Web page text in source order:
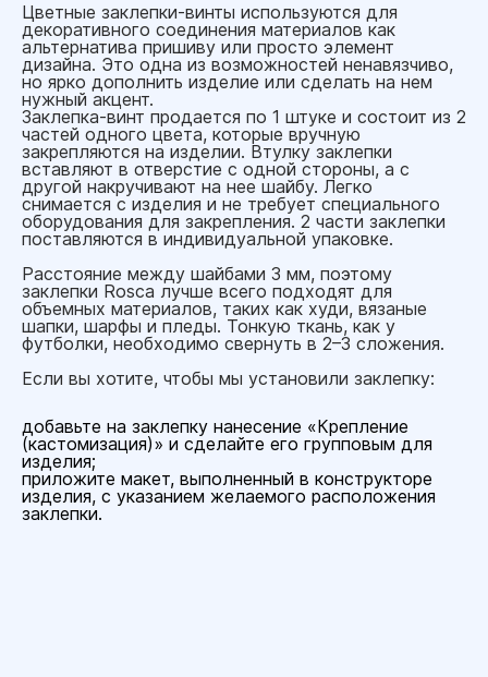
Цветные заклепки-винты используются для
декоративного соединения материалов как
альтернатива пришиву или просто элемент
дизайна. Это одна из возможностей ненавязчиво,
но ярко дополнить изделие или сделать на нем
нужный акцент.
Заклепка-винт продается по 1 штуке и состоит из 2
частей одного цвета, которые вручную
закрепляются на изделии. Втулку заклепки
вставляют в отверстие с одной стороны, а с
другой накручивают на нее шайбу. Легко
снимается с изделия и не требует специального
оборудования для закрепления. 2 части заклепки
поставляются в индивидуальной упаковке.
Расстояние между шайбами 3 мм, поэтому
заклепки Rosca лучше всего подходят для
объемных материалов, таких как худи, вязаные
шапки, шарфы и пледы. Тонкую ткань, как у
футболки, необходимо свернуть в 2–3 сложения.
Если вы хотите, чтобы мы установили заклепку:
добавьте на заклепку нанесение «Крепление
(кастомизация)» и сделайте его групповым для
изделия;
приложите макет, выполненный в конструкторе
изделия, с указанием желаемого расположения
заклепки.